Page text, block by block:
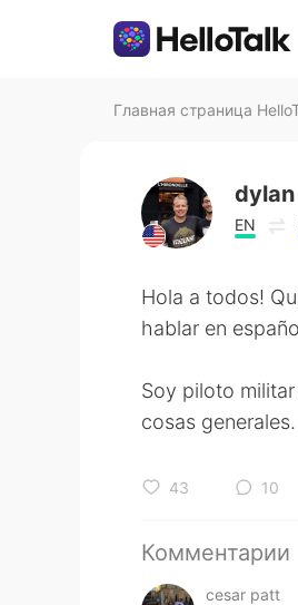
Главная страница
dylan
EN
Hola a todos!
hablar en
Soy piloto
cosas generales.
43 10
Комментарии
cesar patt